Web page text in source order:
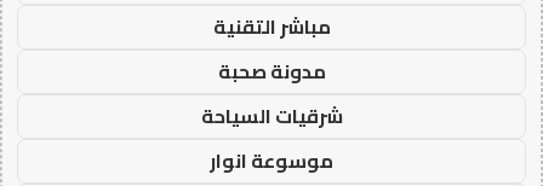
مباشر التقنية
مدونة صحبة
شرقيات السياحة
موسوعة انوار